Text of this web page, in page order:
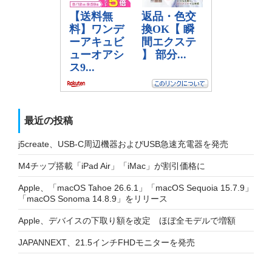
最近の投稿
j5create、USB-C周辺機器およびUSB急速充電器を発売
M4チップ搭載「iPad Air」「iMac」が割引価格に
Apple、「macOS Tahoe 26.6.1」「macOS Sequoia 15.7.9」
「macOS Sonoma 14.8.9」をリリース
Apple、デバイスの下取り額を改定 ほぼ全モデルで増額
JAPANNEXT、21.5インチFHDモニターを発売